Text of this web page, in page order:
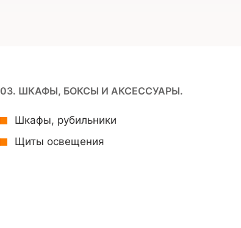
03. ШКАФЫ, БОКСЫ И АКСЕССУАРЫ.
Шкафы, рубильники
Щиты освещения